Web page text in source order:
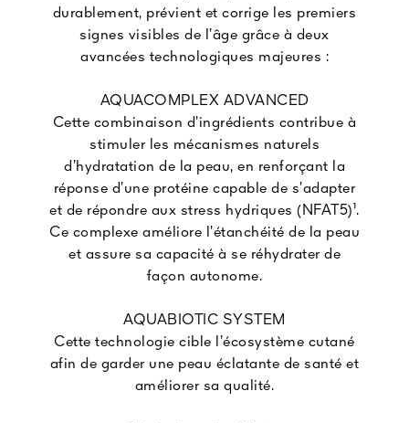
durablement, prévient et corrige les premiers
signes visibles de l’âge grâce à deux
avancées technologiques majeures :
AQUACOMPLEX ADVANCED
Cette combinaison d’ingrédients contribue à
stimuler les mécanismes naturels
d’hydratation de la peau, en renforçant la
réponse d’une protéine capable de s’adapter
et de répondre aux stress hydriques (NFAT5)¹.
Ce complexe améliore l’étanchéité de la peau
et assure sa capacité à se réhydrater de
façon autonome.
AQUABIOTIC SYSTEM
Cette technologie cible l’écosystème cutané
afin de garder une peau éclatante de santé et
améliorer sa qualité.